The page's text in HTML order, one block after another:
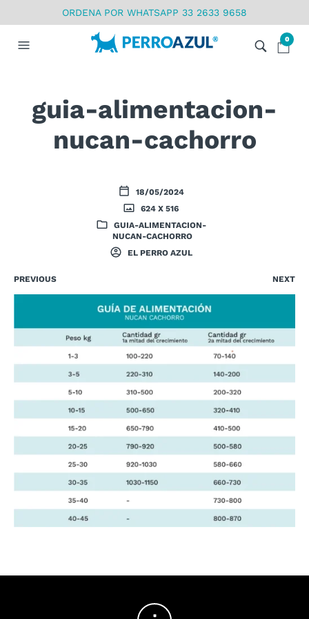
ORDENA POR WHATSAPP 33 2633 9658
0
guia-alimentacion-
nucan-cachorro
18/05/2024
624 X 516
GUIA-ALIMENTACION-
NUCAN-CACHORRO
EL PERRO AZUL
PREVIOUS NEXT